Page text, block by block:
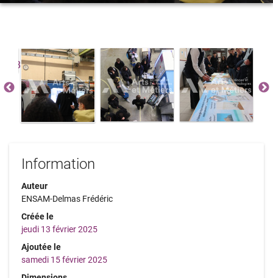
Information
Auteur
ENSAM-Delmas Frédéric
Créée le
jeudi 13 février 2025
Ajoutée le
samedi 15 février 2025